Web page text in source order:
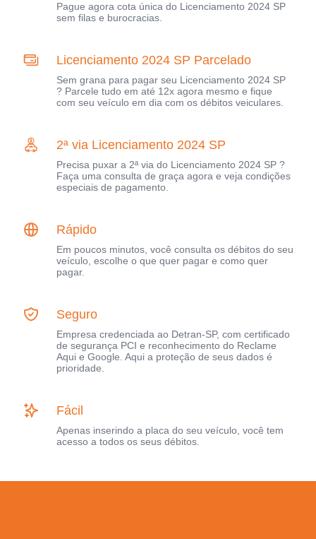
Pague agora cota única do Licenciamento 2024 SP
sem filas e burocracias.
Licenciamento 2024 SP Parcelado
Sem grana para pagar seu Licenciamento 2024 SP
? Parcele tudo em até 12x agora mesmo e fique
com seu veículo em dia com os débitos veiculares.
2ª via Licenciamento 2024 SP
Precisa puxar a 2ª via do Licenciamento 2024 SP ?
Faça uma consulta de graça agora e veja condições
especiais de pagamento.
Rápido
Em poucos minutos, você consulta os débitos do seu
veículo, escolhe o que quer pagar e como quer
pagar.
Seguro
Empresa credenciada ao Detran-SP, com certificado
de segurança PCI e reconhecimento do Reclame
Aqui e Google. Aqui a proteção de seus dados é
prioridade.
Fácil
Apenas inserindo a placa do seu veículo, você tem
acesso a todos os seus débitos.